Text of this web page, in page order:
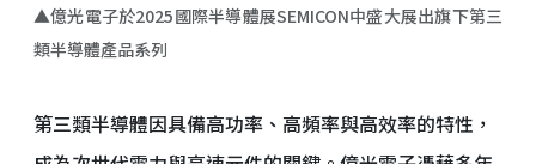
▲億光電子於2025國際半導體展SEMICON中盛大展出旗下第三
類半導體產品系列
第三類半導體因具備高功率、高頻率與高效率的特性，